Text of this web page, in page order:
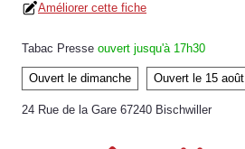
Améliorer cette fiche
Tabac Presse ouvert jusqu'à 17h30
Ouvert le dimanche Ouvert le 15 août
24 Rue de la Gare 67240 Bischwiller